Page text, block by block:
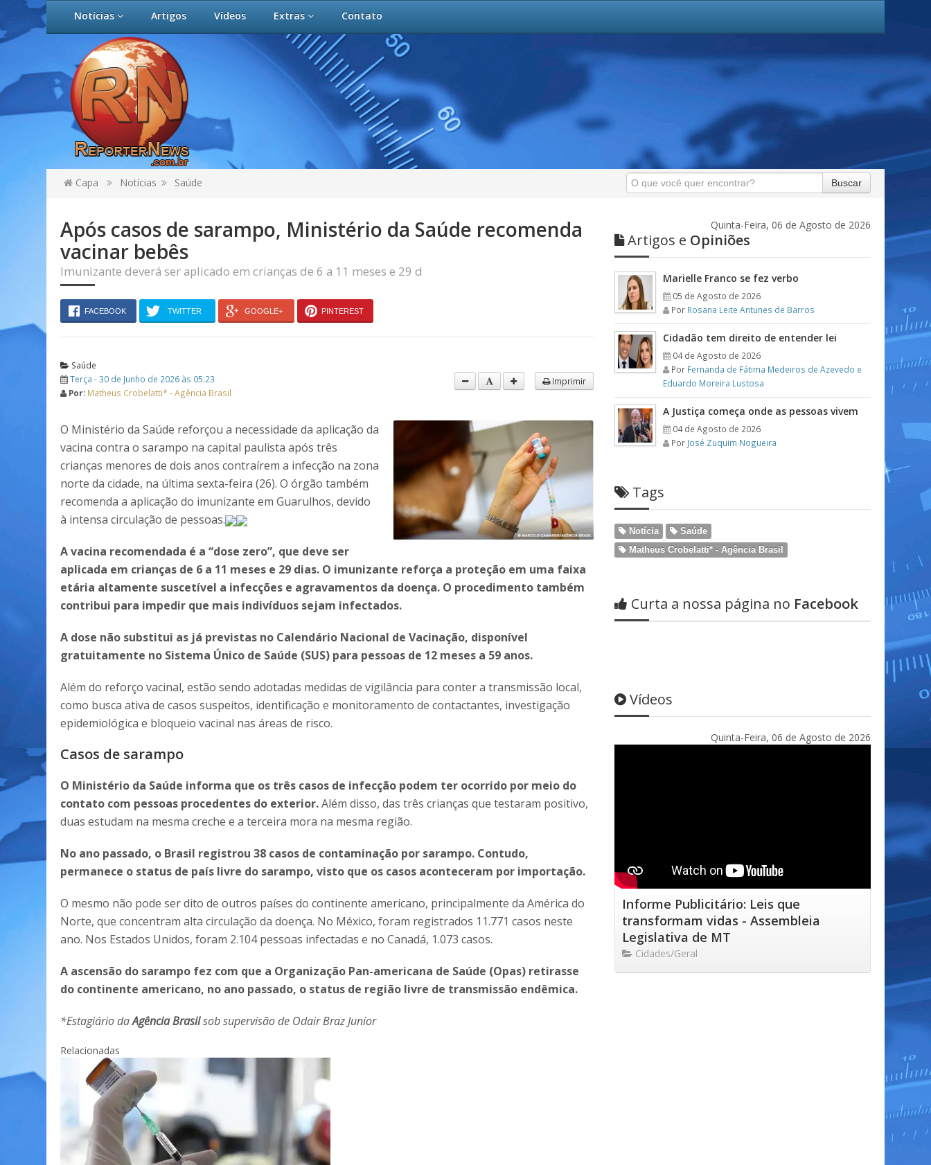
Notícias Artigos Vídeos Extras Contato
Capa Notícias Saúde Buscar
Após casos de sarampo, Ministério da Saúde recomenda
vacinar bebês
Imunizante deverá ser aplicado em crianças de 6 a 11 meses e 29 d
FACEBOOK TWITTER GOOGLE+ PINTEREST
Saúde
Terça - 30 de Junho de 2026 às 05:23
Por: Matheus Crobelatti* - Agência Brasil
Imprimir
O Ministério da Saúde reforçou a necessidade da aplicação da
vacina contra o sarampo na capital paulista após três
crianças menores de dois anos contraírem a infecção na zona
norte da cidade, na última sexta-feira (26). O órgão também
recomenda a aplicação do imunizante em Guarulhos, devido
à intensa circulação de pessoas.
A vacina recomendada é a “dose zero”, que deve ser
aplicada em crianças de 6 a 11 meses e 29 dias. O imunizante reforça a proteção em uma faixa
etária altamente suscetível a infecções e agravamentos da doença. O procedimento também
contribui para impedir que mais indivíduos sejam infectados.
A dose não substitui as já previstas no Calendário Nacional de Vacinação, disponível
gratuitamente no Sistema Único de Saúde (SUS) para pessoas de 12 meses a 59 anos.
Além do reforço vacinal, estão sendo adotadas medidas de vigilância para conter a transmissão local,
como busca ativa de casos suspeitos, identificação e monitoramento de contactantes, investigação
epidemiológica e bloqueio vacinal nas áreas de risco.
Casos de sarampo
O Ministério da Saúde informa que os três casos de infecção podem ter ocorrido por meio do
contato com pessoas procedentes do exterior.Além disso, das três crianças que testaram positivo,
duas estudam na mesma creche e a terceira mora na mesma região.
No ano passado, o Brasil registrou 38 casos de contaminação por sarampo. Contudo,
permanece o status de país livre do sarampo, visto que os casos aconteceram por importação.
O mesmo não pode ser dito de outros países do continente americano, principalmente da América do
Norte, que concentram alta circulação da doença. No México, foram registrados 11.771 casos neste
ano. Nos Estados Unidos, foram 2.104 pessoas infectadas e no Canadá, 1.073 casos.
A ascensão do sarampo fez com que a Organização Pan-americana de Saúde (Opas) retirasse
do continente americano, no ano passado, o status de região livre de transmissão endêmica.
*Estagiário daAgência Brasilsob supervisão de Odair Braz Junior
Relacionadas
Quinta-Feira, 06 de Agosto de 2026
Artigos e Opiniões
Marielle Franco se fez verbo
05 de Agosto de 2026
Por Rosana Leite Antunes de Barros
Cidadão tem direito de entender lei
04 de Agosto de 2026
Por Fernanda de Fátima Medeiros de Azevedo e
Eduardo Moreira Lustosa
A Justiça começa onde as pessoas vivem
04 de Agosto de 2026
Por José Zuquim Nogueira
Tags
Notícia
Saúde
Matheus Crobelatti* - Agência Brasil
Curta a nossa página no Facebook
Vídeos
Quinta-Feira, 06 de Agosto de 2026
Informe Publicitário: Leis que
transformam vidas - Assembleia
Legislativa de MT
Cidades/Geral